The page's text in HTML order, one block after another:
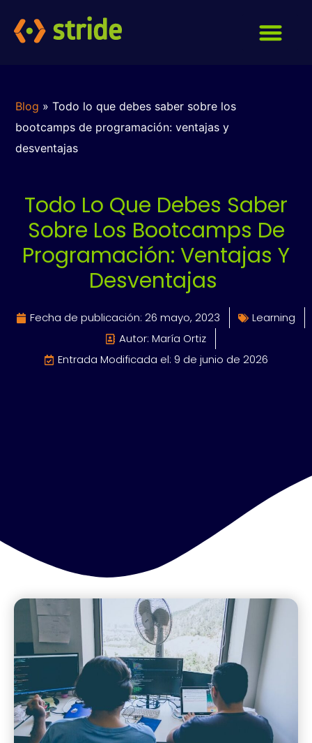
Blog »Todo lo que debes saber sobre los
bootcamps de programación: ventajas y
desventajas
Todo Lo Que Debes Saber
Sobre Los Bootcamps De
Programación: Ventajas Y
Desventajas
Fecha de publicación: 26 mayo, 2023
Learning
Autor: María Ortiz
Entrada Modificada el: 9 de junio de 2026